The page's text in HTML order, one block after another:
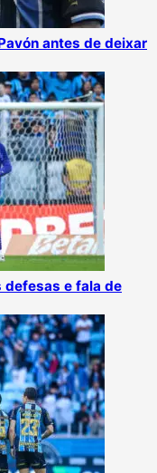
antes de deixar
defesas e fala de